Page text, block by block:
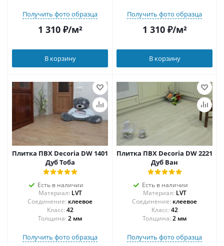
Получить фото образца
1 310₽/м²
В корзину
Получить фото образца
1 310₽/м²
В корзину
Плитка ПВХ Decoria DW 1401
Дуб Тоба
Есть в наличии
Материал: LVT
Соединение: клеевое
42
Толщина: 2 мм
Получить фото образца
Плитка ПВХ Decoria DW 2221
Дуб Ван
Есть в наличии
Материал: LVT
Соединение: клеевое
42
Толщина: 2 мм
Получить фото образца